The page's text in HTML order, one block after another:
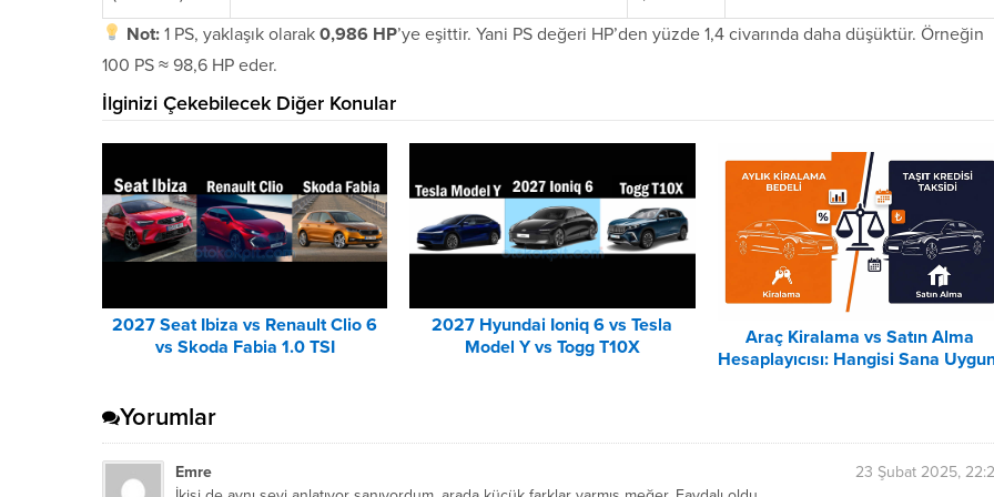
Not: 1 PS, yaklaşık olarak0,986 HP’ye eşittir. Yani PS değeri HP’den yüzde 1,4 civarında daha düşüktür. Örneğin
100 PS ≈ 98,6 HP eder.
İlginizi Çekebilecek Diğer Konular
2027 Seat Ibiza vs Renault Clio 6
vs Skoda Fabia 1.0 TSI
2027 Hyundai Ioniq 6 vs Tesla
Model Y vs Togg T10X
Araç Kiralama vs Satın Alma
Hesaplayıcısı: Hangisi Sana
Yorumlar
Emre
23 Şubat 2025,